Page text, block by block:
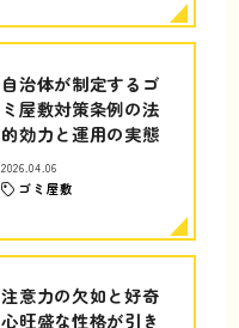
自治体が制定するゴ
ミ屋敷対策条例の法
的効力と運用の実態
2026.04.06
ゴミ屋敷
注意力の欠如と好奇
心旺盛な性格が引き